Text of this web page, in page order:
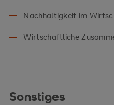
Nachhaltigkeit im
Wirtschaftliche
Sonstiges